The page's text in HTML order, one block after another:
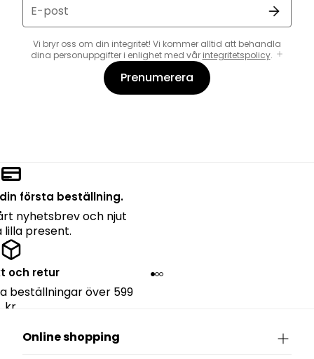
E-post
Vi bryr oss om din integritet! Vi kommer alltid att behandla
dina personuppgifter i enlighet med vår integritetspolicy.
Prenumerera
första beställning.
nyhetsbrev och njut
lilla present.
och retur
beställningar över 599
kr.
Online shopping